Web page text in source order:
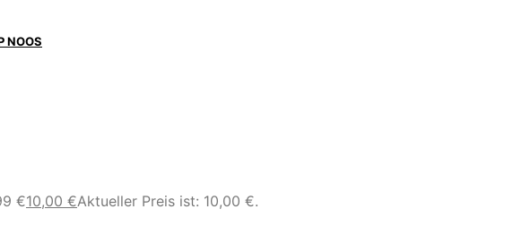
NOOS
€10,00 €Aktueller Preis ist: 10,00 €.